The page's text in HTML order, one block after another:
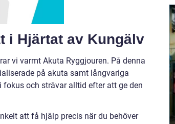
i Hjärtat av Kungälv
vi varmt Akuta Ryggjouren. På denna
på akuta samt långvariga
och strävar alltid efter att ge den
att få hjälp precis när du behöver